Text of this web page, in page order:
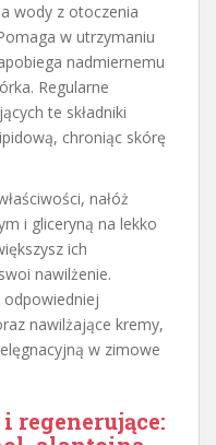
wody z otoczenia
w utrzymaniu
nadmiernemu
Regularne
te składniki
chroniąc skórę
nałóż
i gliceryną na lekko
ich
nawilżenie.
nawilżające kremy,
w zimowe
regenerujące: